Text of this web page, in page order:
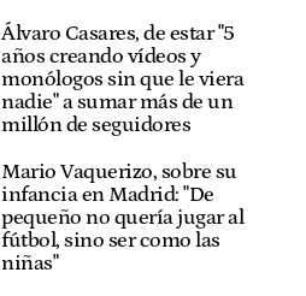
Álvaro Casares, de estar "5
años creando vídeos y
monólogos sin que le viera
nadie" a sumar más de un
millón de seguidores
Mario Vaquerizo, sobre su
infancia en Madrid: "De
pequeño no quería jugar al
fútbol, sino ser como las
niñas"